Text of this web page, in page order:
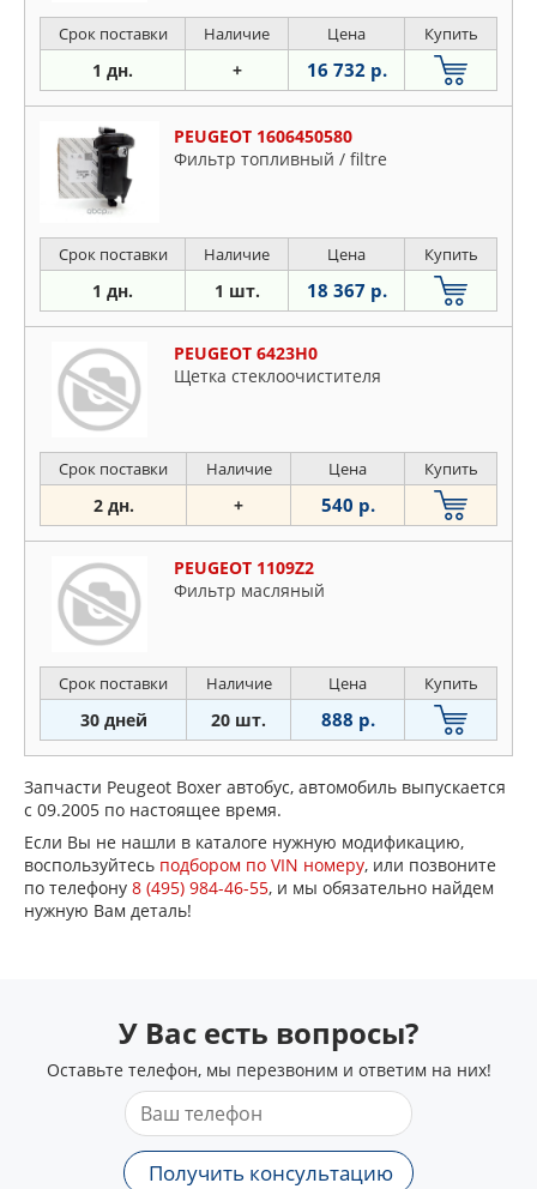
Срок поставки Наличие Цена Купить
1 дн. + 16 732 р.
PEUGEOT 1606450580
Фильтр топливный / filtre
Срок поставки Наличие Цена Купить
1 дн. 1 шт. 18 367 р.
PEUGEOT 6423H0
Щетка стеклоочистителя
Срок поставки Наличие Цена Купить
2 дн. + 540 р.
PEUGEOT 1109Z2
Фильтp мacляный
Срок поставки Наличие Цена Купить
30 дней 20 шт. 888 р.
Запчасти Peugeot Boxer автобус, автомобиль выпускается
с 09.2005 по настоящее время.
Если Вы не нашли в каталоге нужную модификацию,
воспользуйтесь подбором по VIN номеру, или позвоните
по телефону 8 (495) 984-46-55, и мы обязательно найдем
нужную Вам деталь!
У Вас есть вопросы?
Оставьте телефон, мы перезвоним и ответим на них!
Получить консультацию